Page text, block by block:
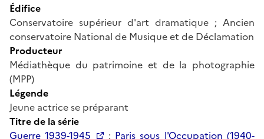
Édifice
Conservatoire supérieur d'art dramatique ; Ancien
conservatoire National de Musique et de Déclamation
Producteur
Médiathèque du patrimoine et de la photographie
(MPP)
Légende
Jeune actrice se préparant
Titre de la série
Guerre 1939-1945
; Paris sous l'Occupation (1940-